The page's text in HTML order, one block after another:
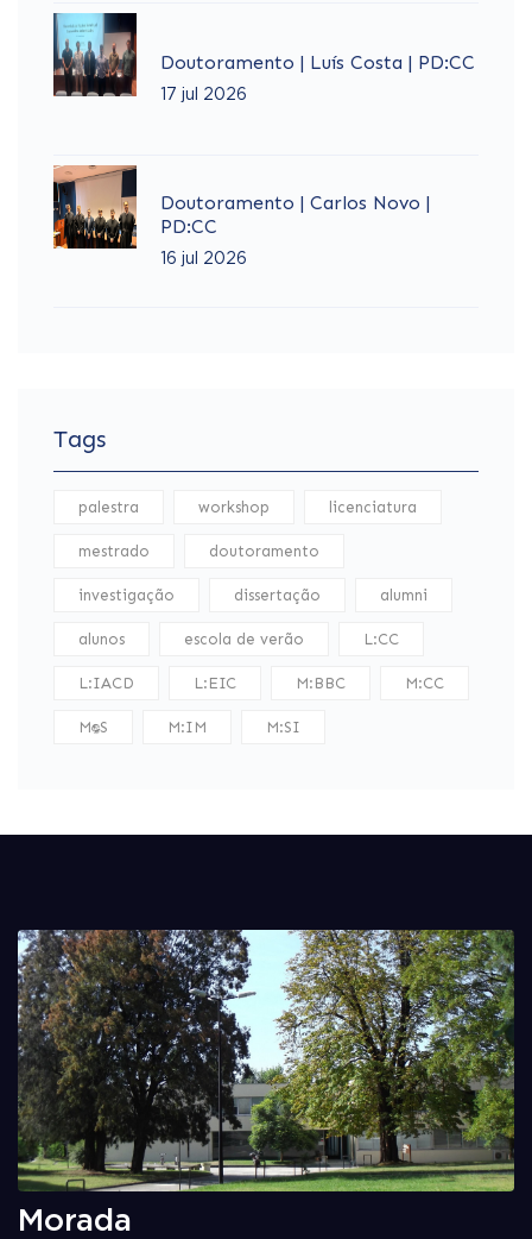
Doutoramento | Luís Costa | PD:CC
17 jul 2026
Doutoramento | Carlos Novo |
PD:CC
16 jul 2026
Tags
palestra workshop licenciatura
mestrado doutoramento
investigação dissertação alumni
alunos escola de verão L:CC
L:IACD L:EIC M:BBC M:CC
M:DS M:IM M:SI
Morada